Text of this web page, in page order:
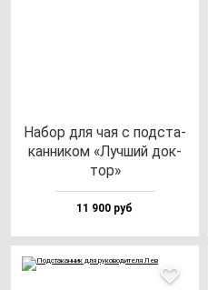
Набор для чая с под­ста­
кан­ни­ком «Луч­ший док­
тор»
11 900 руб